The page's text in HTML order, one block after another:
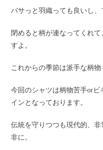
バサっと羽織っても良いし、
閉めると柄が連なってくれ
すよ。
これからの季節は派手な柄物
今回のシャツは柄物苦手or
インとなっております。
伝統を守りつつも現代的、
非に。